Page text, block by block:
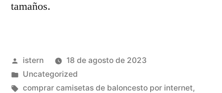
tamaños.
Publicado
por
istern
18 de agosto de 2023
Publicado
en
Uncategorized
Etiquetas:
comprar camisetas de baloncesto por internet,